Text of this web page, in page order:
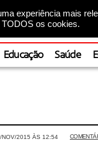
experiência mais
TODOS os cookies.
Educação Saúde
NOV/2015 ÀS 12:54